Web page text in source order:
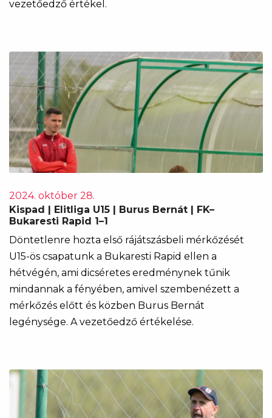
vezetőedző értékel.
2024. október 28.
Kispad | Elitliga U15 | Burus Bernát | FK–
Bukaresti Rapid 1–1
Döntetlenre hozta első rájátszásbeli mérkőzését
U15-ös csapatunk a Bukaresti Rapid ellen a
hétvégén, ami dicséretes eredménynek tűnik
mindannak a fényében, amivel szembenézett a
mérkőzés előtt és közben Burus Bernát
legénysége. A vezetőedző értékelése.